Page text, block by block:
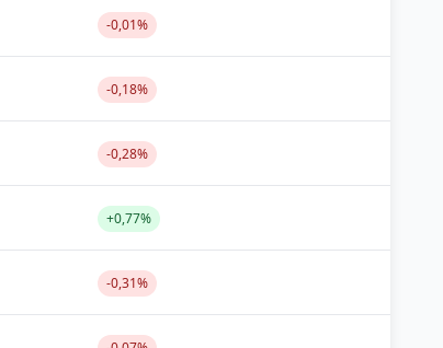
-0,01%
-0,18%
-0,28%
+0,77%
-0,31%